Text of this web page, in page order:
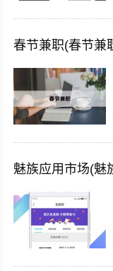
春节兼职(春节兼
魅族应用市场(魅